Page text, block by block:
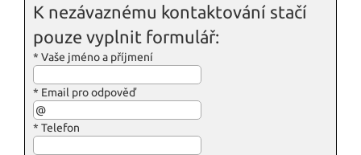
K nezávaznému kontaktování stačí
pouze vyplnit formulář:
* Vaše jméno a příjmení
* Email pro odpověď
* Telefon